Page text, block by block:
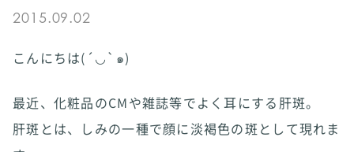
2015.09.02
こんにちは(´◡`๑)
最近、化粧品のCMや雑誌等でよく耳にする肝斑。
肝斑とは、しみの一種で顔に淡褐色の斑として現れま